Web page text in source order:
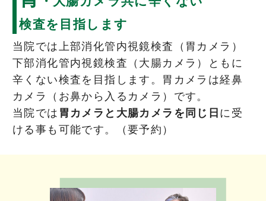
検査を目指します
当院では上部消化管内視鏡検査（胃カメラ）
下部消化管内視鏡検査（大腸カメラ）ともに
辛くない検査を目指します。胃カメラは経鼻
カメラ（お鼻から入るカメラ）です。
当院では 胃カメラと大腸カメラを同じ日 に受
ける事も可能です。（要予約）